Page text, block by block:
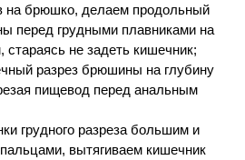
на брюшко, делаем продольный
перед грудными плавниками на
стараясь не задеть кишечник;
разрез брюшины на глубину
пищевод перед анальным
грудного разреза большим и
вытягиваем кишечник